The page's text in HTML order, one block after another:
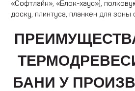
«Софтлайн», «Блок-хаус»),
доску, плинтуса, планкен для зоны
БАНИ У